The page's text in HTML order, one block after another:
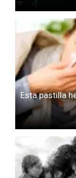
Esta pastilla